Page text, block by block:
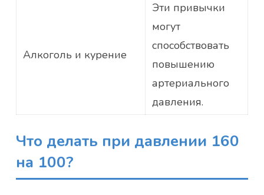
Алкоголь и курение
Эти привычки
могут
способствовать
повышению
артериального
давления.
Что делать при давлении 160
на 100?